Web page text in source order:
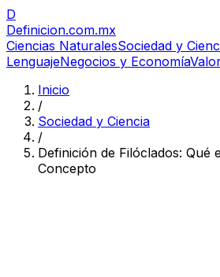
D
Definicion.com.mx
Ciencias NaturalesSociedad y
LenguajeNegocios y Economía
Inicio
/
Sociedad y Ciencia
/
Definición de Filóclados: Qué
Concepto